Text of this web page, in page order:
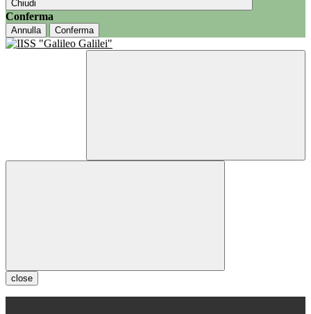
Chiudi
Conferma
Annulla Conferma
close